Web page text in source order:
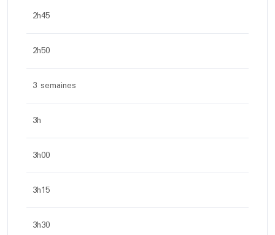
2h45
2h50
3 semaines
3h
3h00
3h15
3h30